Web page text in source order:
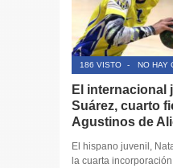
186 VISTO - NO HAY
El internacional
Suárez, cuarto
Agustinos de
El hispano juvenil,
la cuarta